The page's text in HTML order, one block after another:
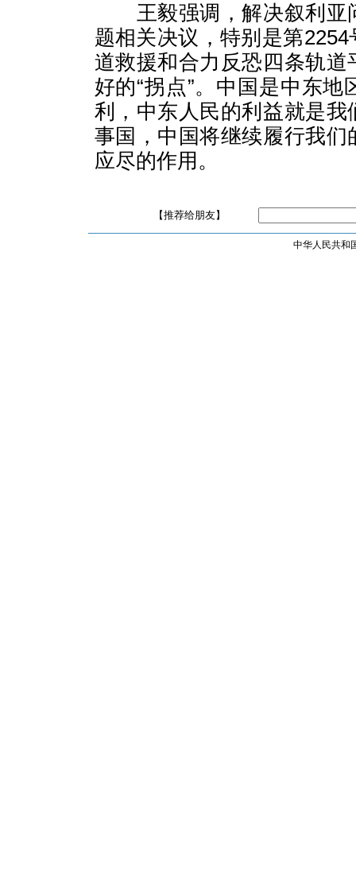
王毅强调，解决叙利亚
题相关决议，特别是第
道救援和合力反恐四条轨
好的“拐点”。中国是中东
利，中东人民的利益就是
事国，中国将继续履行我
应尽的作用。
【推荐给朋友】
中华人民共和